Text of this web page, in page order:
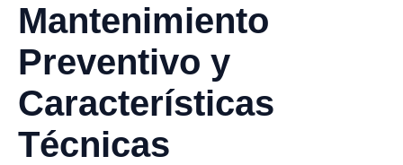
Mantenimiento
Preventivo y
Características
Técnicas